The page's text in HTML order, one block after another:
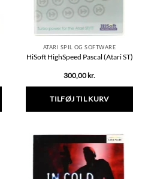
ATARI SPIL OG SOFTWARE
HiSoft HighSpeed Pascal (Atari ST)
300,00 kr.
TILFØJ TIL KURV